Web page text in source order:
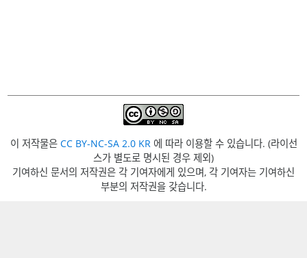
이 저작물은 CC BY-NC-SA 2.0 KR 에 따라 이용할 수 있습니다. (라이선
스가 별도로 명시된 경우 제외)
기여하신 문서의 저작권은 각 기여자에게 있으며, 각 기여자는 기여하신
부분의 저작권을 갖습니다.